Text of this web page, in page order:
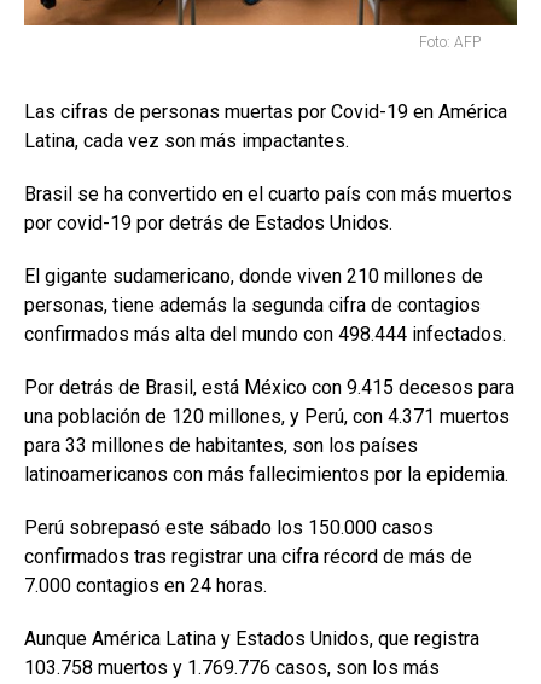
Foto: AFP
Las cifras de personas muertas por Covid-19 en América
Latina, cada vez son más impactantes.
Brasil se ha convertido en el cuarto país con más muertos
por covid-19 por detrás de Estados Unidos.
El gigante sudamericano, donde viven 210 millones de
personas, tiene además la segunda cifra de contagios
confirmados más alta del mundo con 498.444 infectados.
Por detrás de Brasil, está México con 9.415 decesos para
una población de 120 millones, y Perú, con 4.371 muertos
para 33 millones de habitantes, son los países
latinoamericanos con más fallecimientos por la epidemia.
Perú sobrepasó este sábado los 150.000 casos
confirmados tras registrar una cifra récord de más de
7.000 contagios en 24 horas.
Aunque América Latina y Estados Unidos, que registra
103.758 muertos y 1.769.776 casos, son los más